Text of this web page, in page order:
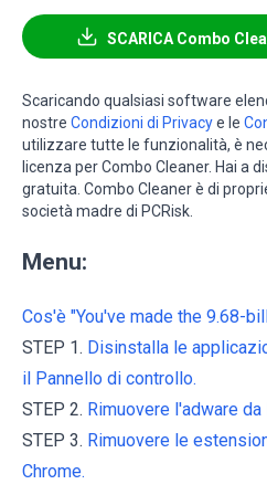
SCARICA Combo
Scaricando qualsiasi software
nostre Condizioni di Privacye le
utilizzare tutte le funzionalità, è
licenza per Combo Cleaner. Hai a
gratuita. Combo Cleaner è di
società madre di PCRisk.
Menu:
Cos'è "You've made the 9.68-
STEP 1. Disinstalla le
il Pannello di controllo.
STEP 2. Rimuovere l'adware
STEP 3. Rimuovere le
Chrome.